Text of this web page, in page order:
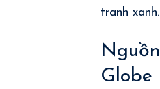
tranh xanh.
Globe